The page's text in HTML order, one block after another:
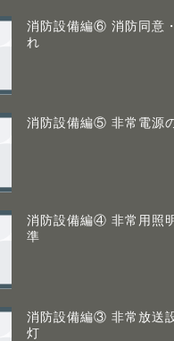
消防設備編⑥ 消防同意
れ
消防設備編⑤ 非常電源
消防設備編④ 非常用照
準
消防設備編③ 非常放送
灯